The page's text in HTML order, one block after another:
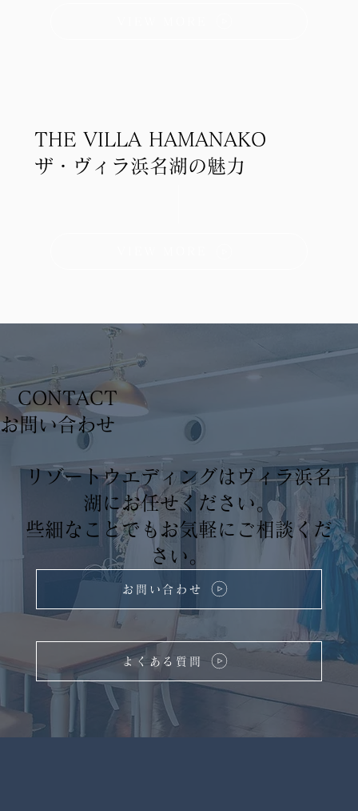
THE VILLA HAMANAKO
ザ・ヴィラ浜名湖の魅力
リゾートウエディングはヴィラ浜名
湖にお任せください。
些細なことでもお気軽にご相談くだ
さい。
よくある質問
CONTACT
お問い合わせ
​お問い合わせ